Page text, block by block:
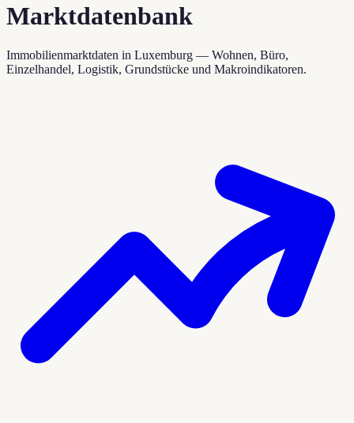
Marktdatenbank
Immobilienmarktdaten in Luxemburg — Wohnen, Büro,
Einzelhandel, Logistik, Grundstücke und Makroindikatoren.